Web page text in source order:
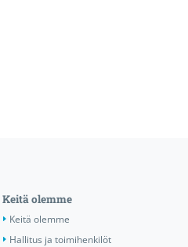
Keitä olemme
Keitä olemme
Hallitus ja toimihenkilöt